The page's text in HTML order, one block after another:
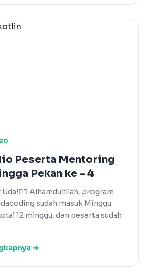
Peserta Mentoring
Pekan ke – 4
program
sudah masuk Minggu
12 minggu, dan peserta sudah
➔